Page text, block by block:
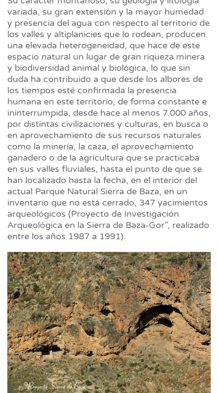
variada, su gran extensión y la mayor humedad
y presencia del agua con respecto al territorio de
los valles y altiplanicies que lo rodean, producen
una elevada heterogeneidad, que hace de este
espacio natural un lugar de gran riqueza minera
y biodiversidad animal y biológica, lo que sin
duda ha contribuido a que desde los albores de
los tiempos esté confirmada la presencia
humana en este territorio, de forma constante e
ininterrumpida, desde hace al menos 7.000 años,
por distintas civilizaciones y culturas, en busca o
en aprovechamiento de sus recursos naturales
como la minería, la caza, el aprovechamiento
ganadero o de la agricultura que se practicaba
en sus valles fluviales, hasta el punto de que se
han localizado hasta la fecha, en el interior del
actual Parque Natural Sierra de Baza, en un
inventario que no está cerrado, 347 yacimientos
arqueológicos (Proyecto de Investigación
Arqueológica en la Sierra de Baza-Gor”, realizado
entre los años 1987 a 1991).